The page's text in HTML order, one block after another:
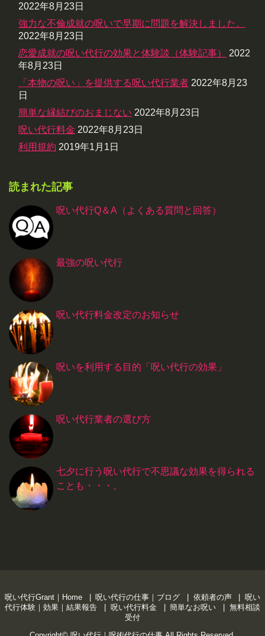
2022年8月23日
強力な不倫成就の呪いで早期に問題を解決しました。
2022年8月23日
恋愛成就の呪い代行の効果と体験談（体験記事）
2022
年8月23日
「本物の呪い」を提供する呪い代行業者 2022年8月23
日
簡単な縁結びのおまじない 2022年8月23日
呪い代行料金 2022年8月23日
利用規約 2019年1月1日
読まれた記事
呪い代行Q＆A（よくある質問と回答）
最強の呪い代行
呪い代行料金改定のお知らせ
呪いを利用する目的「呪い代行の効果」
呪い代行業者の選び方
七夕に行う呪い代行で不思議な効果を得られる
ことも・・・。
呪い代行Grant｜Home 呪い代行の仕事｜ブログ 依頼者の声
呪い
代行体験｜効果｜結果報告
呪い代行料金 簡単なお呪い
無料相談
受付